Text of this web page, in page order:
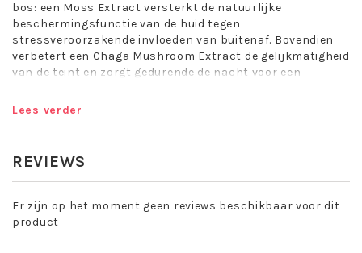
bos: een Moss Extract versterkt de natuurlijke
beschermingsfunctie van de huid tegen
stressveroorzakende invloeden van buitenaf. Bovendien
verbetert een Chaga Mushroom Extract de gelijkmatigheid
van de teint en zorgt gedurende de nacht voor een
Rest. Refresh. Glow.
Vitaliserende, voedende nachtcreme.
Herstelt de huid gedurende de nacht.
Lees verder
REVIEWS
Er zijn op het moment geen reviews beschikbaar voor dit
product